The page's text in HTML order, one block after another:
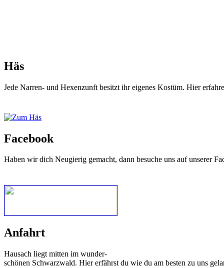
Häs
Jede Narren- und Hexenzunft besitzt ihr eigenes Kostüm. Hier
Facebook
Haben wir dich Neugierig gemacht, dann besuche uns auf unserer
Anfahrt
Hausach liegt mitten im wunder-
schönen Schwarzwald. Hier erfährst du wie du am besten zu uns